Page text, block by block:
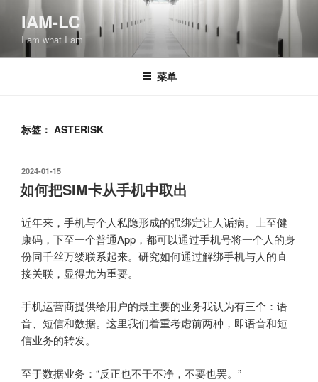
容
IAM-LC
I am what I am
菜单
标签： ASTERISK
发
布
于
2024-01-15
如何把SIM卡从手机中取出
近年来，手机与个人私隐形成的强绑定让人诟病。上至健
康码，下至一个普通App，都可以通过手机号将一个人的身
份同千丝万缕联系起来。研究如何通过解绑手机与人的直
接关联，显得尤为重要。
手机运营商提供给用户的最主要的业务我认为有三个：语
音、短信和数据。这里我们着重考虑前两种，即语音和短
信业务的转发。
至于数据业务：“反正也不干不净，不要也罢。”